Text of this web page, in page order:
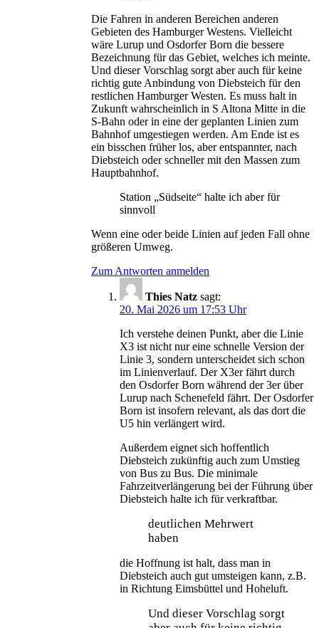
Die Fahren in anderen Bereichen anderen
Gebieten des Hamburger Westens. Vielleicht
wäre Lurup und Osdorfer Born die bessere
Bezeichnung für das Gebiet, welches ich meinte.
Und dieser Vorschlag sorgt aber auch für keine
richtig gute Anbindung von Diebsteich für den
restlichen Hamburger Westen. Es muss halt in
Zukunft wahrscheinlich in S Altona Mitte in die
S-Bahn oder in eine der geplanten Linien zum
Bahnhof umgestiegen werden. Am Ende ist es
ein bisschen früher los, aber entspannter, nach
Diebsteich oder schneller mit den Massen zum
Hauptbahnhof.
Station „Südseite“ halte ich aber für
sinnvoll
Wenn eine oder beide Linien auf jeden Fall ohne
größeren Umweg.
Zum Antworten anmelden
Thies Natz sagt:
20. Mai 2026 um 17:53 Uhr
Ich verstehe deinen Punkt, aber die Linie
X3 ist nicht nur eine schnelle Version der
Linie 3, sondern unterscheidet sich schon
im Linienverlauf. Der X3er fährt durch
den Osdorfer Born während der 3er über
Lurup nach Schenefeld fährt. Der Osdorfer
Born ist insofern relevant, als das dort die
U5 hin verlängert wird.
Außerdem eignet sich hoffentlich
Diebsteich zukünftig auch zum Umstieg
von Bus zu Bus. Die minimale
Fahrzeitverlängerung bei der Führung über
Diebsteich halte ich für verkraftbar.
deutlichen Mehrwert
haben
die Hoffnung ist halt, dass man in
Diebsteich auch gut umsteigen kann, z.B.
in Richtung Eimsbüttel und Hoheluft.
Und dieser Vorschlag sorgt